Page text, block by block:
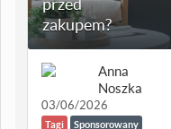
przed
zakupem?
Anna
Noszka
03/06/2026
Tagi Sponsorowany